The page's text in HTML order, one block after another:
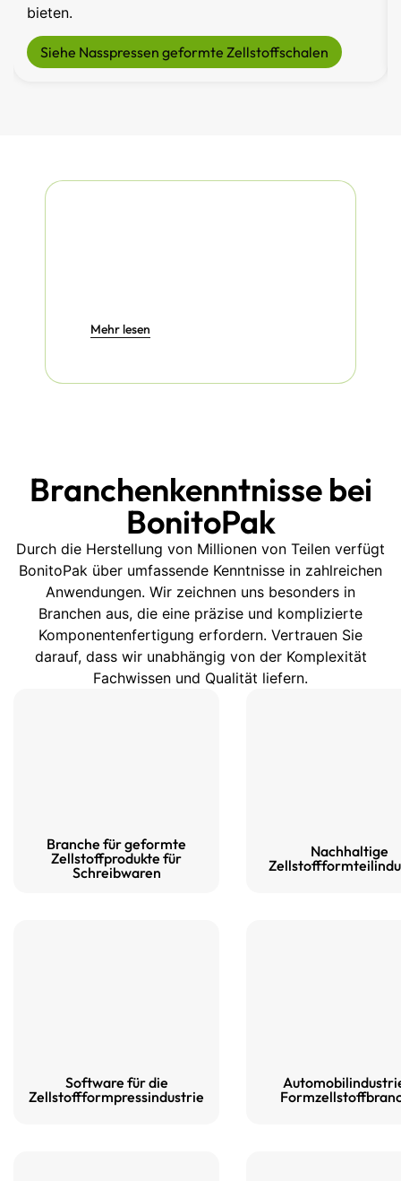
bieten.
Siehe Nasspressen geformte Zellstoffschalen
Mehr lesen
Branchenkenntnisse bei
BonitoPak
Durch die Herstellung von Millionen von Teilen verfügt
BonitoPak über umfassende Kenntnisse in zahlreichen
Anwendungen. Wir zeichnen uns besonders in
Branchen aus, die eine präzise und komplizierte
Komponentenfertigung erfordern. Vertrauen Sie
darauf, dass wir unabhängig von der Komplexität
Fachwissen und Qualität liefern.
Branche für geformte
Zellstoffprodukte für
Schreibwaren
Nachhaltige
Software für die
Zellstoffformpressindustrie